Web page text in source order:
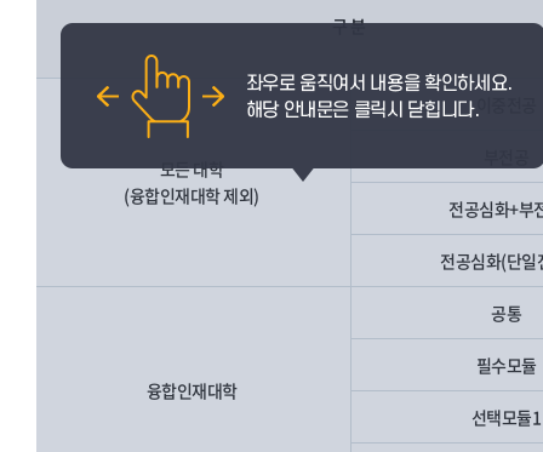
구 분
모든 대학
(융합인재대학 제외)
전공심화+부
전공심화(단
융합인재대학
공통
필수모듈
선택모듈1